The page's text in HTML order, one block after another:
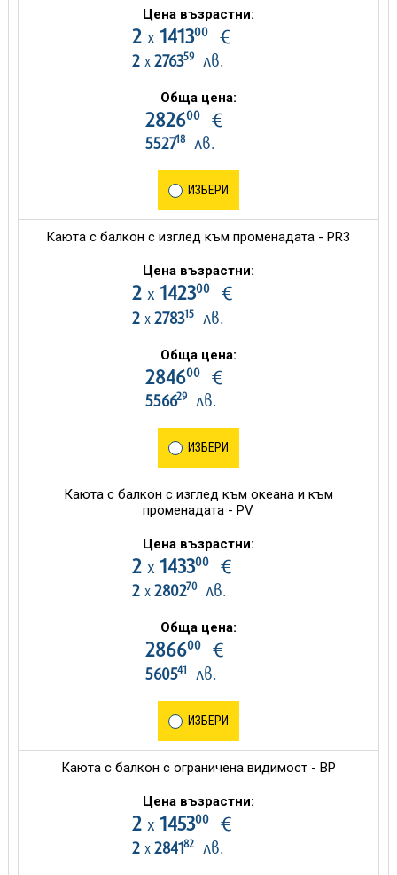
Цена възрастни:
2 х 141300€
2 х 276359лв.
Обща цена:
282600€
552718лв.
ИЗБЕРИ
Каюта с балкон с изглед към променадата - PR3
Цена възрастни:
2 х 142300€
2 х 278315лв.
Обща цена:
284600€
556629лв.
ИЗБЕРИ
Каюта с балкон с изглед към океана и към
променадата - PV
Цена възрастни:
2 х 143300€
2 х 280270лв.
Обща цена:
286600€
560541 лв.
ИЗБЕРИ
Каюта с балкон с ограничена видимост - BP
Цена възрастни:
2 х 145300€
2 х 284182лв.